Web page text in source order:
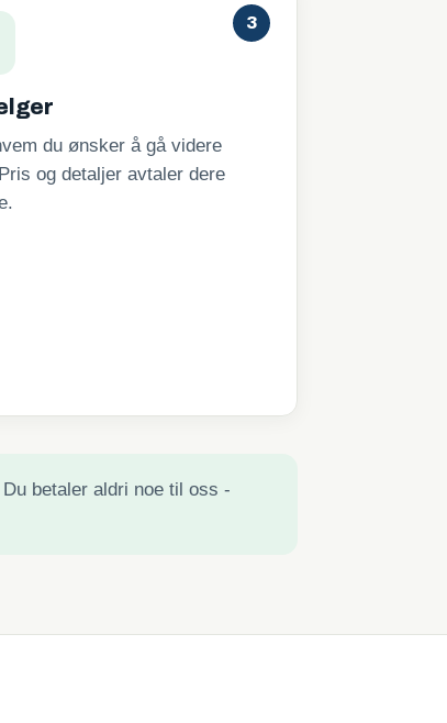
3
du ønsker å gå videre
og detaljer avtaler dere
betaler aldri noe til oss -